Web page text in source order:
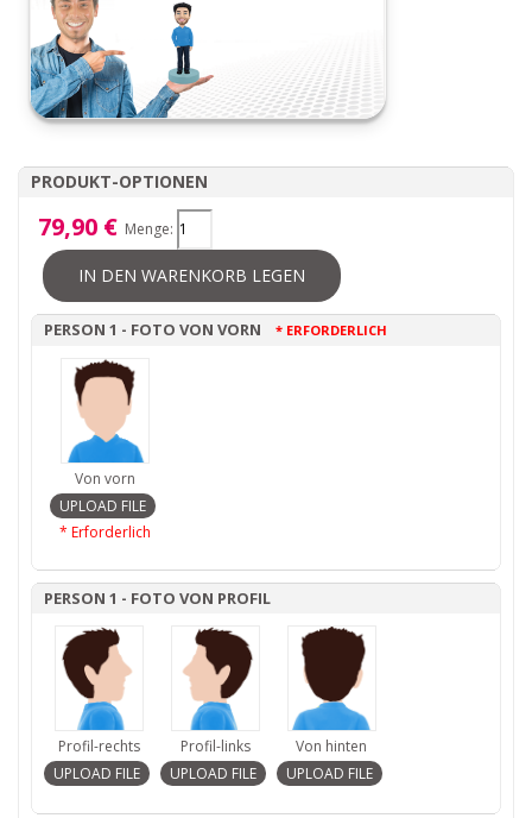
PRODUKT-OPTIONEN
79,90 € Menge:
IN DEN WARENKORB LEGEN
PERSON 1 - FOTO VON VORN * ERFORDERLICH
Von vorn
* Erforderlich
PERSON 1 - FOTO VON PROFIL
Profil-rechts Profil-links Von hinten